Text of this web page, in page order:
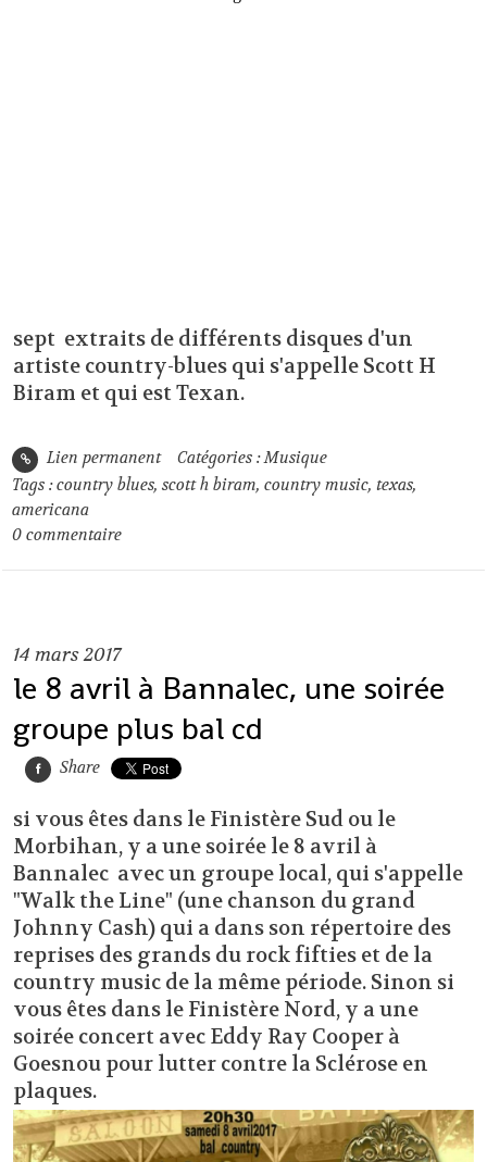
sept extraits de différents disques d'un
artiste country-blues qui s'appelle Scott H
Biram et qui est Texan.
Lien permanent Catégories :Musique
Tags :country blues,scott h biram,country music,texas,
americana
0 commentaire
14 mars 2017
le 8 avril à Bannalec, une soirée
groupe plus bal cd
Share
si vous êtes dans le Finistère Sud ou le
Morbihan, y a une soirée le 8 avril à
Bannalec avec un groupe local, qui s'appelle
"Walk the Line" (une chanson du grand
Johnny Cash) qui a dans son répertoire des
reprises des grands du rock fifties et de la
country music de la même période. Sinon si
vous êtes dans le Finistère Nord, y a une
soirée concert avec Eddy Ray Cooper à
Goesnou pour lutter contre la Sclérose en
plaques.